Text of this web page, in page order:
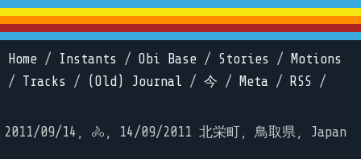
Home / Instants / Obi Base / Stories /
Motions
/ Tracks / (Old) Journal / 今 / Meta / RSS /
2011/09/14, 🚴, 14/09/2011 北栄町, 鳥取県, Japan